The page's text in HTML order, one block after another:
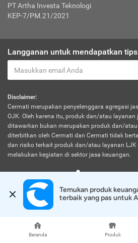
Beranda Produk
PT Artha Investa Teknologi
KEP-7/PM.21/2021
Langganan untuk mendapatkan
Disclaimer:
Cermati merupakan penyelenggara agregasi
OJK. Oleh karena itu, produk dan/atau layanan
ditawarkan bukan merupakan produk dan/
diterbitkan oleh Cermati dan Cermati tidak
dan risiko terkait produk dan/atau layanan
melakukan kegiatan di sektor jasa keuangan.
© 2026 Cermati. All Rights Reserved.
Temukan produk
terbaik yang pas untuk